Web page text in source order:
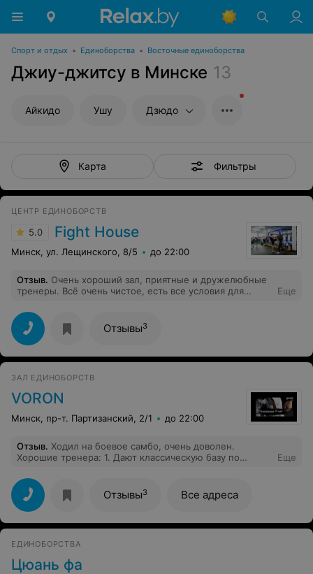
Спорт и отдых • Единоборства • Восточные единоборства
Джиу-джитсу в Минске 13
Айкидо Ушу Дзюдо
Карта Фильтры
ЦЕНТР ЕДИНОБОРСТВ
5.0 Fight House
Минск, ул. Лещинского, 8/5 до 22:00
Отзыв. Очень хороший зал, приятные и дружелюбные
тренеры. Всё очень чистое, есть все условия для
Еще
Отзывы3
ЗАЛ ЕДИНОБОРСТВ
VORON
Минск, пр-т. Партизанский, 2/1 до 22:00
Отзыв. Ходил на боевое самбо, очень доволен.
Хорошие тренера: 1. Дают классическую базу по
время пролетает мгновенно, но загрузка - лучше
любого кросс-фита и качалки. 3. Хорошо дают
функционалку. 4. Поддерживают здоровую и
доброжелательную атмосферу. 5. Очень хорошо
объясняют технику приемов. Всем рекомендую.
Еще
Отзывы3 Все адреса
ЕДИНОБОРСТВА
Цюань фа